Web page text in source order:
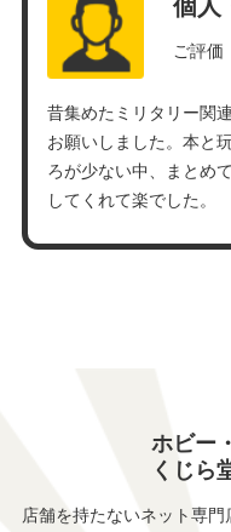
個人
ご評価
昔集めたミリタリー関
お願いしました。本と
ろが少ない中、まとめ
してくれて楽でした。
ホビー
くじら
店舗を持たないネット専